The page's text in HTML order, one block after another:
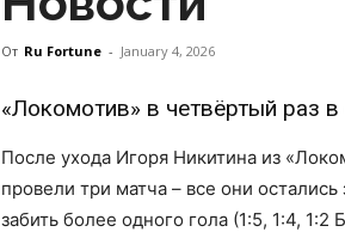
От Ru Fortune - January 4, 2026
«Локомотив» в четвёртый раз
После ухода Игоря Никитина из
провели три матча – все они
забить более одного гола (1:5, 1:4, 1:2